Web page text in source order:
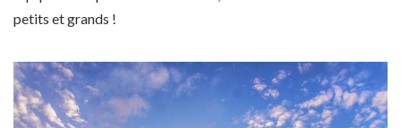
petits et grands !